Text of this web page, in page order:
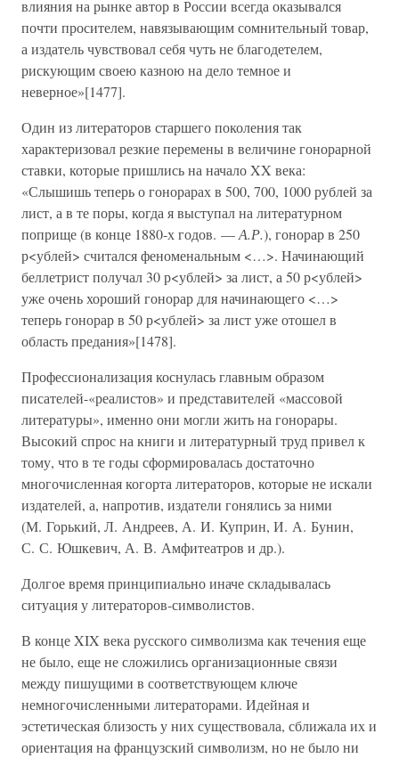
влияния на рынке автор в России всегда оказывался
почти просителем, навязывающим сомнительный товар,
а издатель чувствовал себя чуть не благодетелем,
рискующим своею казною на дело темное и
неверное»[1477].
Один из литераторов старшего поколения так
характеризовал резкие перемены в величине гонорарной
ставки, которые пришлись на начало XX века:
«Слышишь теперь о гонорарах в 500, 700, 1000 рублей за
лист, а в те поры, когда я выступал на литературном
поприще (в конце 1880-х годов. —А.Р.), гонорар в 250
р<ублей> считался феноменальным <…>. Начинающий
беллетрист получал 30 р<ублей> за лист, а 50 р<ублей>
уже очень хороший гонорар для начинающего <…>
теперь гонорар в 50 р<ублей> за лист уже отошел в
область предания»[1478].
Профессионализация коснулась главным образом
писателей-«реалистов» и представителей «массовой
литературы», именно они могли жить на гонорары.
Высокий спрос на книги и литературный труд привел к
тому, что в те годы сформировалась достаточно
многочисленная когорта литераторов, которые не искали
издателей, а, напротив, издатели гонялись за ними
(М. Горький, Л. Андреев, А. И. Куприн, И. А. Бунин,
С. С. Юшкевич, А. В. Амфитеатров и др.).
Долгое время принципиально иначе складывалась
ситуация у литераторов-символистов.
В конце XIX века русского символизма как течения еще
не было, еще не сложились организационные связи
между пишущими в соответствующем ключе
немногочисленными литераторами. Идейная и
эстетическая близость у них существовала, сближала их и
ориентация на французский символизм, но не было ни